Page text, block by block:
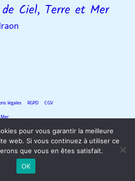
Ciel, Terre et Mer
légales RGPD
CGV
pour vous garantir la meilleure
web. Si vous continuez à utiliser ce
que vous en êtes satisfait.
OK